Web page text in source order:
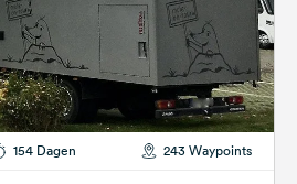
154 Dagen 243 Waypoints